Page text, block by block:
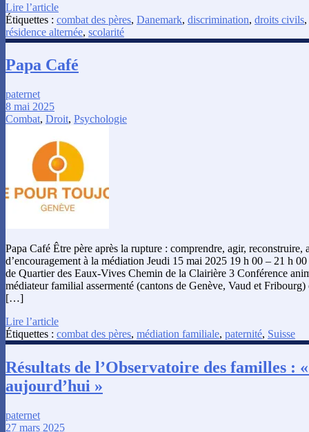
Lire l’article
Étiquettes : combat des pères, Danemark, discrimination, droits civils,
résidence alternée, scolarité
Papa Café
paternet
8 mai 2025
Combat, Droit, Psychologie
Papa Café Être père après la rupture : comprendre, agir,
d’encouragement à la médiation Jeudi 15 mai 2025 19 h 00 – 21 h
de Quartier des Eaux-Vives Chemin de la Clairière 3 Conférence
médiateur familial assermenté (cantons de Genève, Vaud et
[…]
Lire l’article
Étiquettes : combat des pères, médiation familiale, paternité, Suisse
Résultats de l’Observatoire des familles :
aujourd’hui »
paternet
27 mars 2025